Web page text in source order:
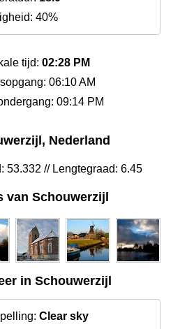
40%
tijd: 02:28 PM
06:10 AM
09:14 PM
Nederland
53.332 // Lengtegraad: 6.45
van Schouwerzijl
in Schouwerzijl
Clear sky